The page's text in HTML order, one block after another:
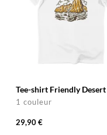
Tee-shirt Friendly Desert
1 couleur
29,90 €